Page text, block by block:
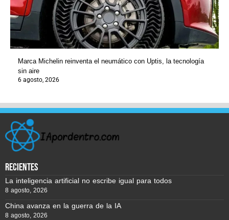
Marca Michelin reinventa el neumático con Uptis, la tecnología
sin aire
6 agosto, 2026
recientes
La inteligencia artificial no escribe igual para todos
8 agosto, 2026
China avanza en la guerra de la IA
8 agosto, 2026